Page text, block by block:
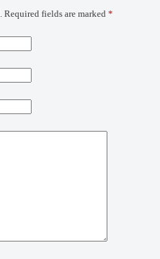
Required fields are marked *